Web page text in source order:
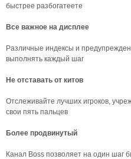
быстрее разбогатеете
Все важное на дисплее
Различные индексы и
выполнять каждый шаг
Не отставать от китов
Отслеживайте лучших игроков,
свои пять пальцев
Более продвинутый
Канал Boss позволяет на один шаг